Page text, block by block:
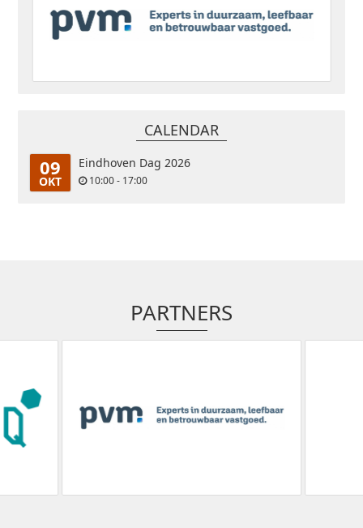
CALENDAR
09
OKT
Eindhoven Dag 2026
10:00 - 17:00
PARTNERS